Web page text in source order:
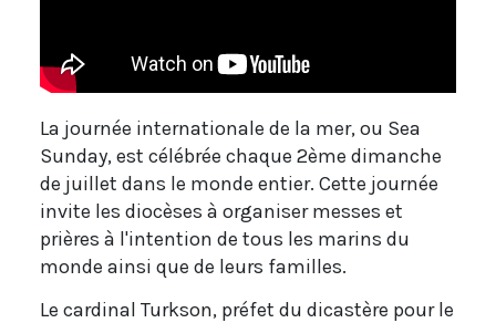
La journée internationale de la mer, ou Sea
Sunday, est célébrée chaque 2ème dimanche
de juillet dans le monde entier. Cette journée
invite les diocèses à organiser messes et
prières à l'intention de tous les marins du
monde ainsi que de leurs familles.
Le cardinal Turkson, préfet du dicastère pour le